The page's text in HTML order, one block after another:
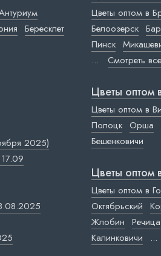
Бересклет
2025)
Цветы оптом в
Белоозерск
Пинск
... Смотреть все
Цветы оптом
Цветы оптом в
Полоцк Орша
Бешенковичи
Цветы оптом
Цветы оптом в
Октябрьский
Жлобин Речица
Калинковичи
...